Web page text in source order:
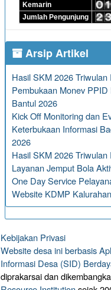
Kemarin
Jumlah Pengunjung
Arsip Artikel
Hasil SKM 2026 Triwulan
Pembukaan Monev
Bantul 2026
Kick Off Monitoring dan
Keterbukaan Informasi
2026
Hasil SKM 2026 Triwulan I
Layanan Jemput Bola
One Day Service
Website KDMP
Kebijakan Privasi
Website desa ini berbasis
Informasi Desa (SID)
diprakarsai dan